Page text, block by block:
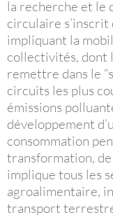
la recherche et le
circulaire s’inscrit
impliquant la
collectivités, dont
remettre dans le
circuits les plus
émissions
développement
consommation
transformation,
implique tous les
agroalimentaire,
transport